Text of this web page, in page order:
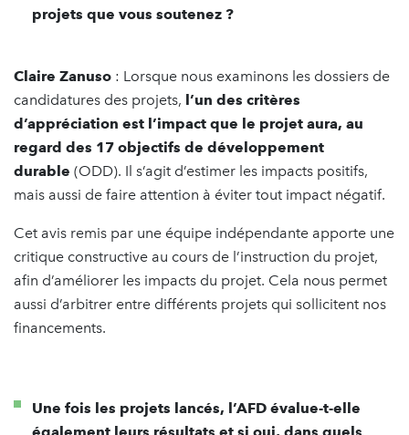
projets que vous soutenez ?
Claire Zanuso : Lorsque nous examinons les dossiers de
candidatures des projets, l’un des critères
d’appréciation est l’impact que le projet aura, au
regard des 17 objectifs de développement
durable (ODD). Il s’agit d’estimer les impacts positifs,
mais aussi de faire attention à éviter tout impact négatif.
Cet avis remis par une équipe indépendante apporte une
critique constructive au cours de l’instruction du projet,
afin d’améliorer les impacts du projet. Cela nous permet
aussi d’arbitrer entre différents projets qui sollicitent nos
financements.
Une fois les projets lancés, l’AFD évalue-t-elle
également leurs résultats et si oui, dans quels